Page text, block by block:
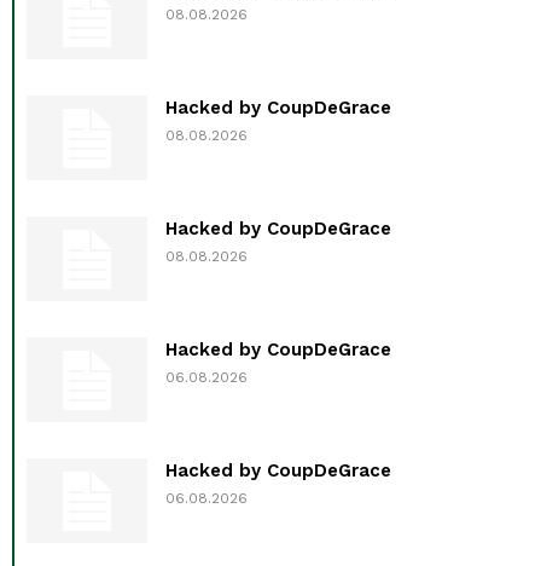
08.08.2026
Hacked by CoupDeGrace
08.08.2026
Hacked by CoupDeGrace
08.08.2026
Hacked by CoupDeGrace
06.08.2026
Hacked by CoupDeGrace
06.08.2026